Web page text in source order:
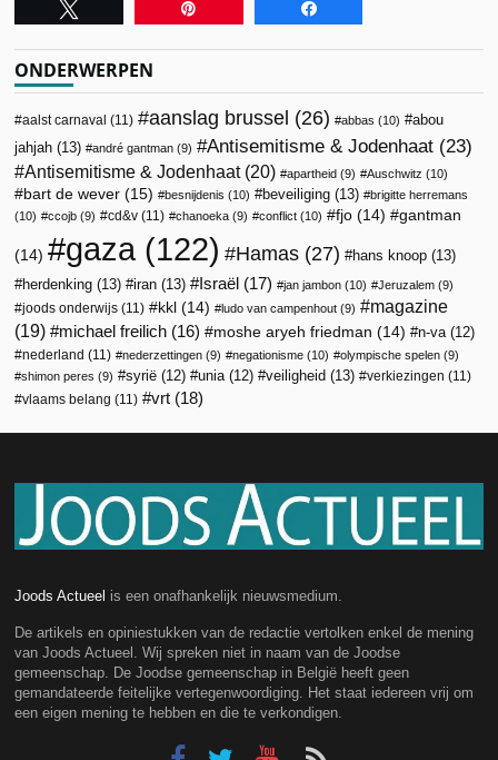
ONDERWERPEN
aalst carnaval (11) aanslag brussel (26) abbas (10)
abou
jahjah (13) andré gantman (9) Antisemitisme & Jodenhaat (23)
Antisemitisme & Jodenhaat(20) apartheid (9) Auschwitz (10)
bart de wever (15) besnijdenis (10) beveiliging (13)
brigitte herremans
(10)
ccojb (9) cd&v (11) chanoeka (9) conflict (10) fjo (14) gantman
(14) gaza (122) Hamas (27) hans knoop (13)
herdenking (13) iran (13) Israël (17) jan jambon (10) Jeruzalem (9)
joods onderwijs (11) kkl (14) ludo van campenhout (9)
magazine
(19)
michael freilich (16) moshe aryeh friedman (14) n-va (12)
nederland (11) nederzettingen (9) negationisme (10) olympische spelen (9)
shimon peres (9) syrië (12) unia (12) veiligheid (13) verkiezingen (11)
vlaams belang (11) vrt (18)
Joods Actueel is een onafhankelijk nieuwsmedium.
De artikels en opiniestukken van de redactie vertolken enkel de mening
van Joods Actueel. Wij spreken niet in naam van de Joodse
gemeenschap. De Joodse gemeenschap in België heeft geen
gemandateerde feitelijke vertegenwoordiging. Het staat iedereen vrij om
een eigen mening te hebben en die te verkondigen.